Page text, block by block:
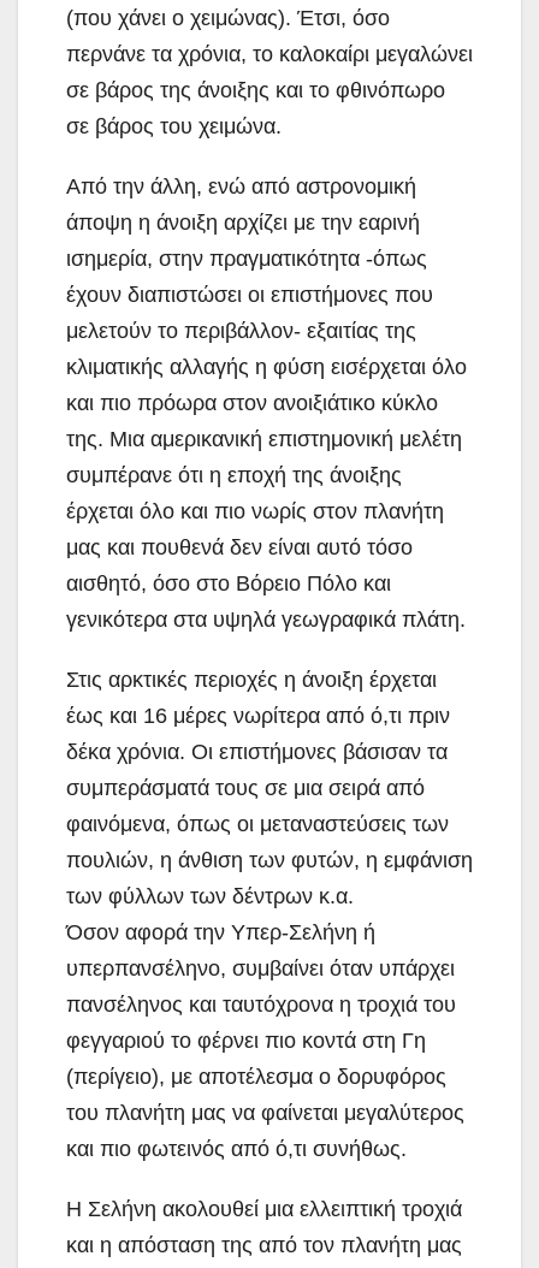
(που χάνει ο χειμώνας). Έτσι, όσο
περνάνε τα χρόνια, το καλοκαίρι μεγαλώνει
σε βάρος της άνοιξης και το φθινόπωρο
σε βάρος του χειμώνα.
Από την άλλη, ενώ από αστρονομική
άποψη η άνοιξη αρχίζει με την εαρινή
ισημερία, στην πραγματικότητα -όπως
έχουν διαπιστώσει οι επιστήμονες που
μελετούν το περιβάλλον- εξαιτίας της
κλιματικής αλλαγής η φύση εισέρχεται όλο
και πιο πρόωρα στον ανοιξιάτικο κύκλο
της. Μια αμερικανική επιστημονική μελέτη
συμπέρανε ότι η εποχή της άνοιξης
έρχεται όλο και πιο νωρίς στον πλανήτη
μας και πουθενά δεν είναι αυτό τόσο
αισθητό, όσο στο Βόρειο Πόλο και
γενικότερα στα υψηλά γεωγραφικά πλάτη.
Στις αρκτικές περιοχές η άνοιξη έρχεται
έως και 16 μέρες νωρίτερα από ό,τι πριν
δέκα χρόνια. Οι επιστήμονες βάσισαν τα
συμπεράσματά τους σε μια σειρά από
φαινόμενα, όπως οι μεταναστεύσεις των
πουλιών, η άνθιση των φυτών, η εμφάνιση
των φύλλων των δέντρων κ.α.
Όσον αφορά την Υπερ-Σελήνη ή
υπερπανσέληνο, συμβαίνει όταν υπάρχει
πανσέληνος και ταυτόχρονα η τροχιά του
φεγγαριού το φέρνει πιο κοντά στη Γη
(περίγειο), με αποτέλεσμα ο δορυφόρος
του πλανήτη μας να φαίνεται μεγαλύτερος
και πιο φωτεινός από ό,τι συνήθως.
Η Σελήνη ακολουθεί μια ελλειπτική τροχιά
και η απόσταση της από τον πλανήτη μας